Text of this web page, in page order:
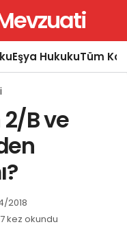
Eşya HukukuTüm
B ve
2018
kez okundu